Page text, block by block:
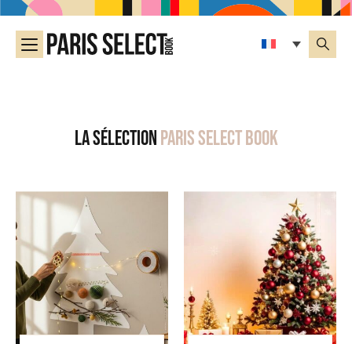
La sélectionParis Select Book